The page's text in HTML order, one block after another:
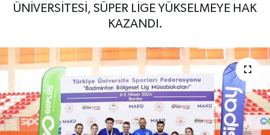
ÜNİVERSİTESİ, SÜPER LİGE YÜKSELMEYE HAK
KAZANDI.